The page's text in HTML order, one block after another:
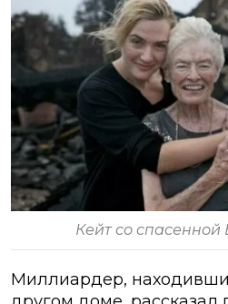
Кейт со спасенной
Миллиардер,